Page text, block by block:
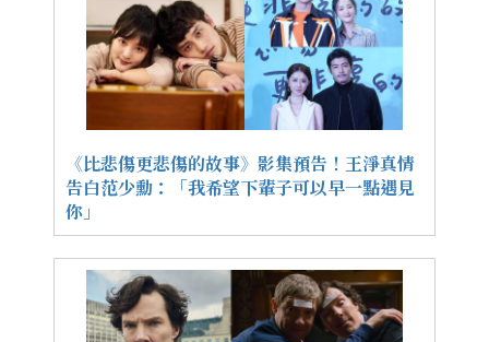
《比悲傷更悲傷的故事》影集預告！王淨真情
告白范少勳：「我希望下輩子可以早一點遇見
你」